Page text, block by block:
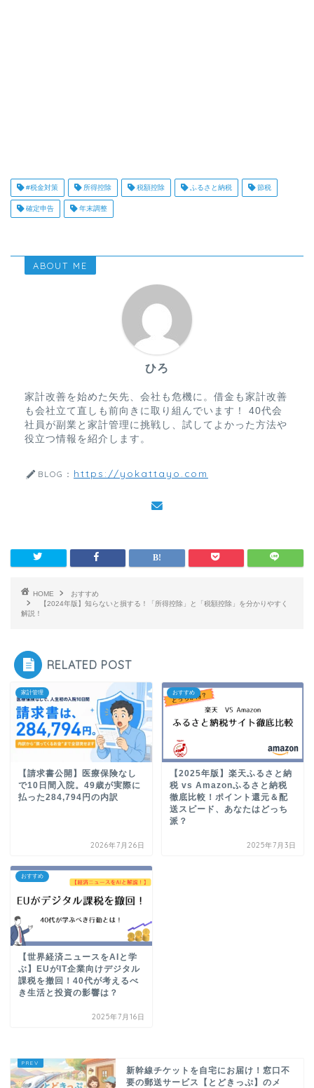
#税金対策 所得控除 税額控除 ふるさと納税 節税
確定申告 年末調整
ABOUT ME
ひろ
家計改善を始めた矢先、会社も危機に。借金も家計改善
も会社立て直しも前向きに取り組んでいます！ 40代会
社員が副業と家計管理に挑戦し、試してよかった方法や
役立つ情報を紹介します。
BLOG： https://yokattayo.com
HOME
おすすめ
【2024年版】知らないと損する！「所得控除」と「税額控除」を分かりやすく
解説！
RELATED POST
家計管理
【請求書公開】医療保険なし
で10日間入院。49歳が実際に
払った284,794円の内訳
2026年7月26日
おすすめ
【2025年版】楽天ふるさと納
税 vs Amazonふるさと納税
徹底比較！ポイント還元＆配
送スピード、あなたはどっち
派？
2025年7月3日
おすすめ
【世界経済ニュースをAIと学
ぶ】EUがIT企業向けデジタル
課税を撤回！40代が考えるべ
き生活と投資の影響は？
2025年7月16日
新幹線チケットを自宅にお届け！窓口不
要の郵送サービス【とどきっぷ】のメ